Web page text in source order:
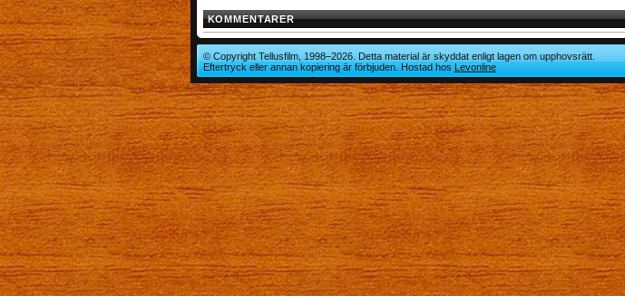
KOMMENTARER
© Copyright Tellusfilm, 1998–2026. Detta material är skyddat enligt lagen om upphovsrätt.
Eftertryck eller annan kopiering är förbjuden. Hostad hosLevonline